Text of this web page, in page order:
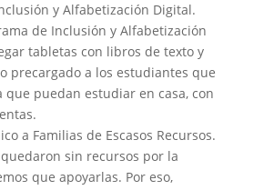
y Alfabetización Digital.
de Inclusión y Alfabetización
tabletas con libros de texto y
precargado a los estudiantes que
que puedan estudiar en casa, con
a Familias de Escasos Recursos.
sin recursos por la
que apoyarlas. Por eso,